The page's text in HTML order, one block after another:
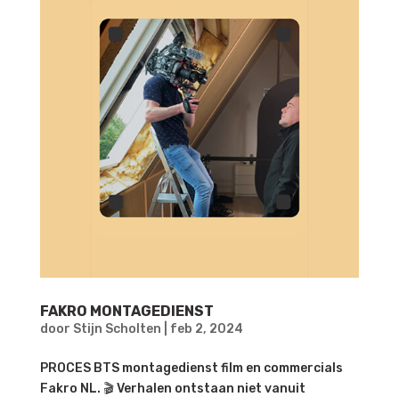
FAKRO MONTAGEDIENST
door Stijn Scholten feb 2, 2024
PROCES BTS montagedienst film en commercials
Fakro NL. 🎬 Verhalen ontstaan niet vanuit